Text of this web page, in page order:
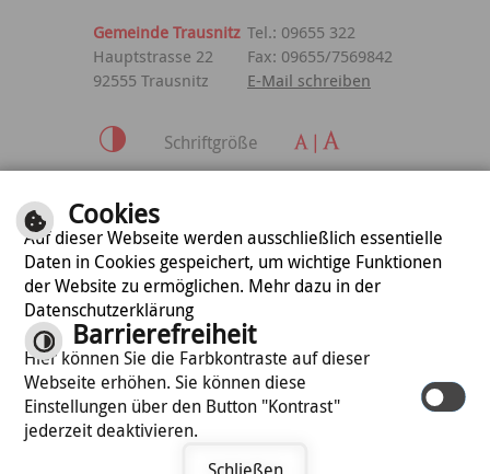
Gemeinde Trausnitz Tel.: 09655 322
Hauptstrasse 22
Fax: 09655/7569842
92555 Trausnitz
E-Mail schreiben
Schriftgröße
Datenschutzerklärung
optimiert für
mobile Endgeräte
©cm city media GmbH
Cookies
Auf dieser Webseite werden ausschließlich essentielle
Daten in Cookies gespeichert, um wichtige Funktionen
der Website zu ermöglichen. Mehr dazu in der
Datenschutzerklärung
Barrierefreiheit
Hier können Sie die Farbkontraste auf dieser
Webseite erhöhen. Sie können diese
Einstellungen über den Button "Kontrast"
jederzeit deaktivieren.